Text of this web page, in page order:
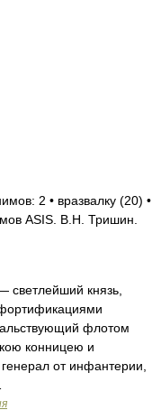
2 • вразвалку (20) •
ASIS. В.Н. Тришин.
светлейший князь,
флотом
конницею и
от инфантерии,